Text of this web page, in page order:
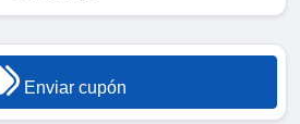
Enviar cupón